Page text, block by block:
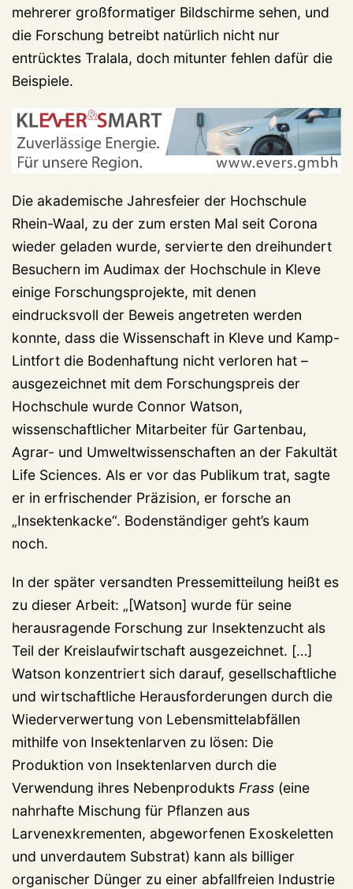
mehrerer großformatiger Bildschirme sehen, und
die Forschung betreibt natürlich nicht nur
entrücktes Tralala, doch mitunter fehlen dafür die
Beispiele.
Die akademische Jahresfeier der Hochschule
Rhein-Waal, zu der zum ersten Mal seit Corona
wieder geladen wurde, servierte den dreihundert
Besuchern im Audimax der Hochschule in Kleve
einige Forschungsprojekte, mit denen
eindrucksvoll der Beweis angetreten werden
konnte, dass die Wissenschaft in Kleve und Kamp-
Lintfort die Bodenhaftung nicht verloren hat –
ausgezeichnet mit dem Forschungspreis der
Hochschule wurde Connor Watson,
wissenschaftlicher Mitarbeiter für Gartenbau,
Agrar- und Umweltwissenschaften an der Fakultät
Life Sciences. Als er vor das Publikum trat, sagte
er in erfrischender Präzision, er forsche an
„Insektenkacke“. Bodenständiger geht’s kaum
noch.
In der später versandten Pressemitteilung heißt es
zu dieser Arbeit: „[Watson] wurde für seine
herausragende Forschung zur Insektenzucht als
Teil der Kreislaufwirtschaft ausgezeichnet. […]
Watson konzentriert sich darauf, gesellschaftliche
und wirtschaftliche Herausforderungen durch die
Wiederverwertung von Lebensmittelabfällen
mithilfe von Insektenlarven zu lösen: Die
Produktion von Insektenlarven durch die
Verwendung ihres Nebenprodukts Frass (eine
nahrhafte Mischung für Pflanzen aus
Larvenexkrementen, abgeworfenen Exoskeletten
und unverdautem Substrat) kann als billiger
organischer Dünger zu einer abfallfreien Industrie